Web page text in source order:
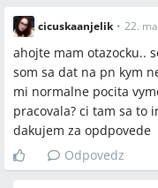
cicuskaanjelik • 22.
ahojte mam otazocku..
som sa dat na pn kym
mi normalne pocita
pracovala? ci tam sa to
dakujem za opdpovede
Odpovedz